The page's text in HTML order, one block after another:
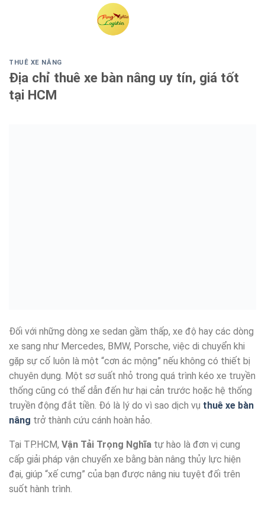
THUÊ XE NÂNG
Địa chỉ thuê xe bàn nâng uy tín, giá tốt
tại HCM
Đối với những dòng xe sedan gầm thấp, xe độ hay các dòng
xe sang như Mercedes, BMW, Porsche, việc di chuyển khi
gặp sự cố luôn là một “cơn ác mộng” nếu không có thiết bị
chuyên dụng. Một sơ suất nhỏ trong quá trình kéo xe truyền
thống cũng có thể dẫn đến hư hại cản trước hoặc hệ thống
truyền động đắt tiền. Đó là lý do vì sao dịch vụ thuê xe bàn
nâng trở thành cứu cánh hoàn hảo.
Tại TP.HCM, Vận Tải Trọng Nghĩa tự hào là đơn vị cung
cấp giải pháp vận chuyển xe bằng bàn nâng thủy lực hiện
đại, giúp “xế cưng” của bạn được nâng niu tuyệt đối trên
suốt hành trình.